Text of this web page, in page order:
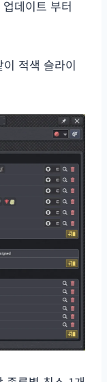
데이트 부터
적색 슬라이